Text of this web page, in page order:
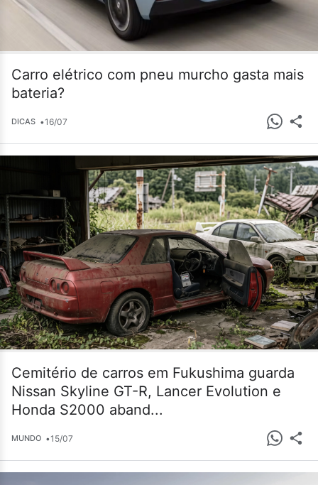
Carro elétrico com pneu murcho gasta mais
bateria?
DICAS •16/07
Cemitério de carros em Fukushima guarda
Nissan Skyline GT-R, Lancer Evolution e
Honda S2000 aband...
MUNDO •15/07